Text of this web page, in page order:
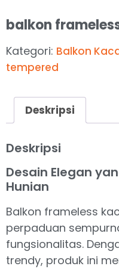
balkon
Kategori: Balkon
tempered
Deskripsi
Deskripsi
Desain Elegan
Hunian
Balkon frameless
perpaduan
fungsionalitas.
trendy, produk ini